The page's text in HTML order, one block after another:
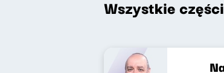
Wszystkie